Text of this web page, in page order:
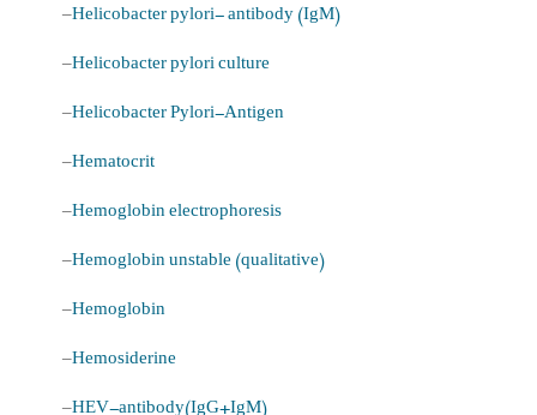
–Helicobacter pylori- antibody (IgM)
–Helicobacter pylori culture
–Helicobacter Pylori-Antigen
–Hematocrit
–Hemoglobin electrophoresis
–Hemoglobin unstable (qualitative)
–Hemoglobin
–Hemosiderine
–HEV-antibody(IgG+IgM)